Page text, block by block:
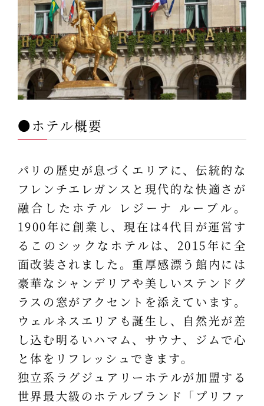
●ホテル概要
パリの歴史が息づくエリアに、伝統的な
フレンチエレガンスと現代的な快適さが
融合したホテル レジーナ ルーブル。
1900年に創業し、現在は4代目が運営す
るこのシックなホテルは、2015年に全
面改装されました。重厚感漂う館内には
豪華なシャンデリアや美しいステンドグ
ラスの窓がアクセントを添えています。
ウェルネスエリアも誕生し、自然光が差
し込む明るいハマム、サウナ、ジムで心
と体をリフレッシュできます。
独立系ラグジュアリーホテルが加盟する
世界最大級のホテルブランド「プリファ